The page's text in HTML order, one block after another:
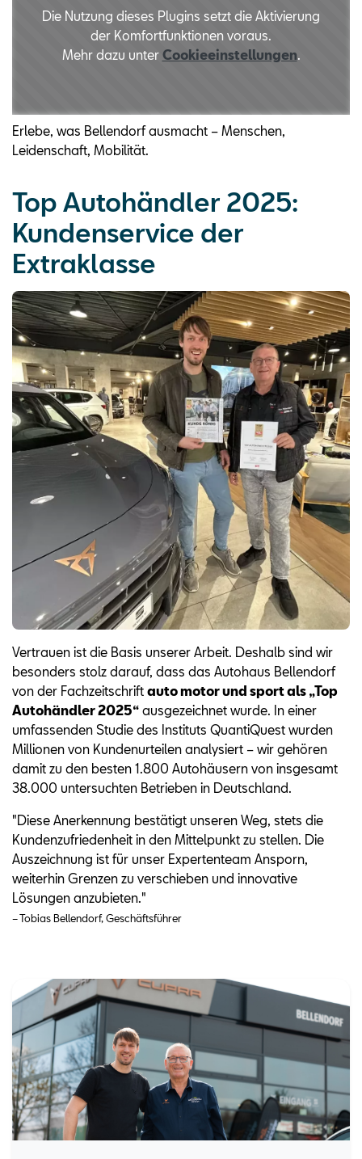
Die Nutzung dieses Plugins setzt die Aktivierung
der Komfortfunktionen voraus.
Mehr dazu unter Cookieeinstellungen.
Erlebe, was Bellendorf ausmacht – Menschen,
Leidenschaft, Mobilität.
Top Autohändler 2025:
Kundenservice der
Extraklasse
Vertrauen ist die Basis unserer Arbeit. Deshalb sind wir
besonders stolz darauf, dass das Autohaus Bellendorf
von der Fachzeitschrift auto motor und sport als „Top
Autohändler 2025“ ausgezeichnet wurde. In einer
umfassenden Studie des Instituts QuantiQuest wurden
Millionen von Kundenurteilen analysiert – wir gehören
damit zu den besten 1.800 Autohäusern von insgesamt
38.000 untersuchten Betrieben in Deutschland.
"Diese Anerkennung bestätigt unseren Weg, stets die
Kundenzufriedenheit in den Mittelpunkt zu stellen. Die
Auszeichnung ist für unser Expertenteam Ansporn,
weiterhin Grenzen zu verschieben und innovative
Lösungen anzubieten."
– Tobias Bellendorf, Geschäftsführer